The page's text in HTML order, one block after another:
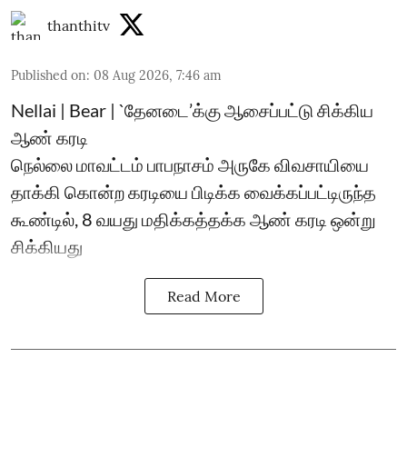
thanthitv
Published on: 08 Aug 2026, 7:46 am
Nellai | Bear | `தேனடை’க்கு ஆசைப்பட்டு சிக்கிய
ஆண் கரடி
நெல்லை மாவட்டம் பாபநாசம் அருகே விவசாயியை
தாக்கி கொன்ற கரடியை பிடிக்க வைக்கப்பட்டிருந்த
கூண்டில், 8 வயது மதிக்கத்தக்க ஆண் கரடி ஒன்று
சிக்கியது
Read More